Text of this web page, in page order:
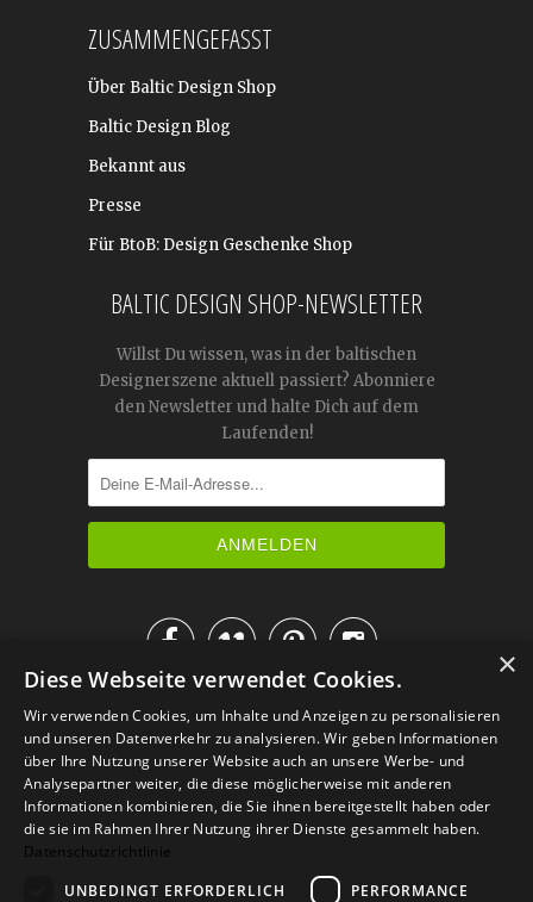
ZUSAMMENGEFASST
Über Baltic Design Shop
Baltic Design Blog
Bekannt aus
Presse
Für BtoB: Design Geschenke Shop
BALTIC DESIGN SHOP-NEWSLETTER
Willst Du wissen, was in der baltischen
Designerszene aktuell passiert? Abonniere
den Newsletter und halte Dich auf dem
Laufenden!

IM KATALOG BLÄTTERN
×
Diese Webseite verwendet Cookies.
Wir verwenden Cookies, um Inhalte und Anzeigen zu personalisieren
und unseren Datenverkehr zu analysieren. Wir geben Informationen
über Ihre Nutzung unserer Website auch an unsere Werbe- und
Analysepartner weiter, die diese möglicherweise mit anderen
Informationen kombinieren, die Sie ihnen bereitgestellt haben oder
die sie im Rahmen Ihrer Nutzung ihrer Dienste gesammelt haben.
Datenschutzrichtlinie
UNBEDINGT ERFORDERLICH
PERFORMANCE